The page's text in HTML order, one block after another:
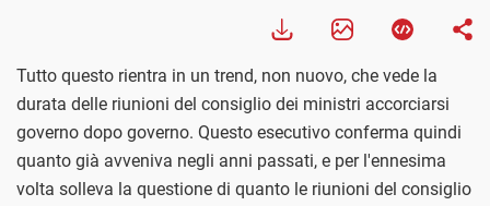
Tutto questo rientra in un trend, non nuovo, che vede la
durata delle riunioni del consiglio dei ministri accorciarsi
governo dopo governo. Questo esecutivo conferma quindi
quanto già avveniva negli anni passati, e per l'ennesima
volta solleva la questione di quanto le riunioni del consiglio